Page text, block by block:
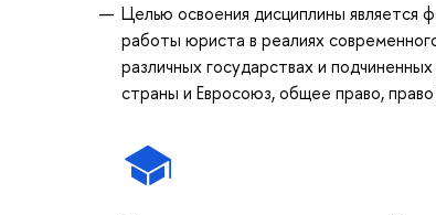
Целью освоения дисциплины является
работы юриста в реалиях
различных государствах и
страны и Евросоюз, общее право,